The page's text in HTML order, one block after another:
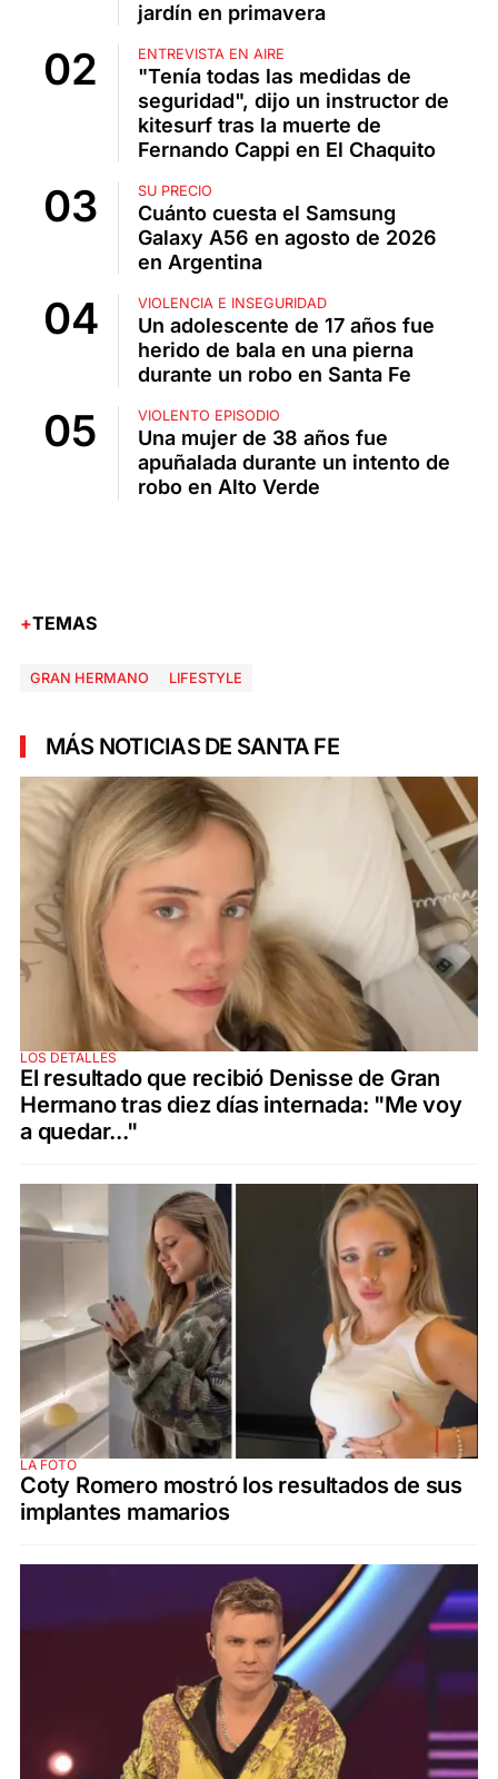
jardín en primavera
ENTREVISTA EN AIRE
"Tenía todas las medidas de
seguridad", dijo un instructor de
kitesurf tras la muerte de
Fernando Cappi en El Chaquito
SU PRECIO
Cuánto cuesta el Samsung
Galaxy A56 en agosto de 2026
en Argentina
VIOLENCIA E INSEGURIDAD
Un adolescente de 17 años fue
herido de bala en una pierna
durante un robo en Santa Fe
VIOLENTO EPISODIO
Una mujer de 38 años fue
apuñalada durante un intento de
robo en Alto Verde
TEMAS
GRAN HERMANO LIFESTYLE
MÁS NOTICIAS DE SANTA FE
LOS DETALLES
El resultado que recibió Denisse de Gran
Hermano tras diez días internada: "Me voy
a quedar..."
LA FOTO
Coty Romero mostró los resultados de sus
implantes mamarios